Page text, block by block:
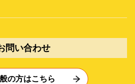
問い合わせ
の方はこちら